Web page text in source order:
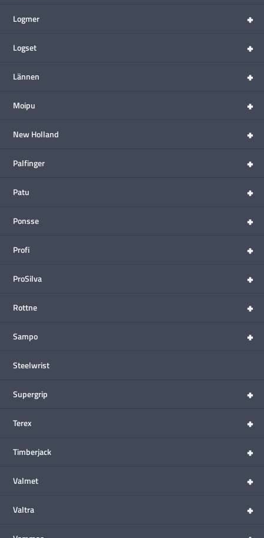
+
Logmer
+
Logset
+
Lännen
+
Moipu
+
New Holland
+
Palfinger
+
Patu
+
Ponsse
+
Profi
+
ProSilva
+
Rottne
+
Sampo
Steelwrist
+
Supergrip
+
Terex
+
Timberjack
+
Valmet
+
Valtra